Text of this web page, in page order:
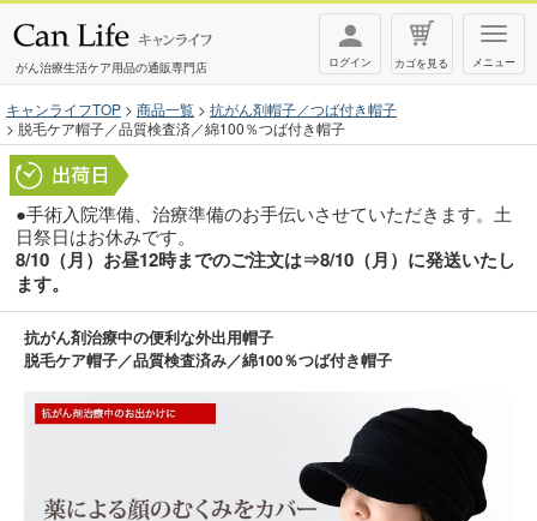
T
o
g
e
a
メニュー
カゴを見る
ログイン
がん治療生活ケア用品の通販専門店
キャンライフTOP 商品一覧
抗がん剤帽子／つば付き帽子
脱毛ケア帽子／品質検査済／綿100％つば付き帽子
●手術入院準備、治療準備のお手伝いさせていただきます。土
日祭日はお休みです。
8/10（月）お昼12時までのご注文は⇒8/10（月）に発送いたし
ます。
抗がん剤治療中の便利な外出用帽子
脱毛ケア帽子／品質検査済み／綿100％つば付き帽子